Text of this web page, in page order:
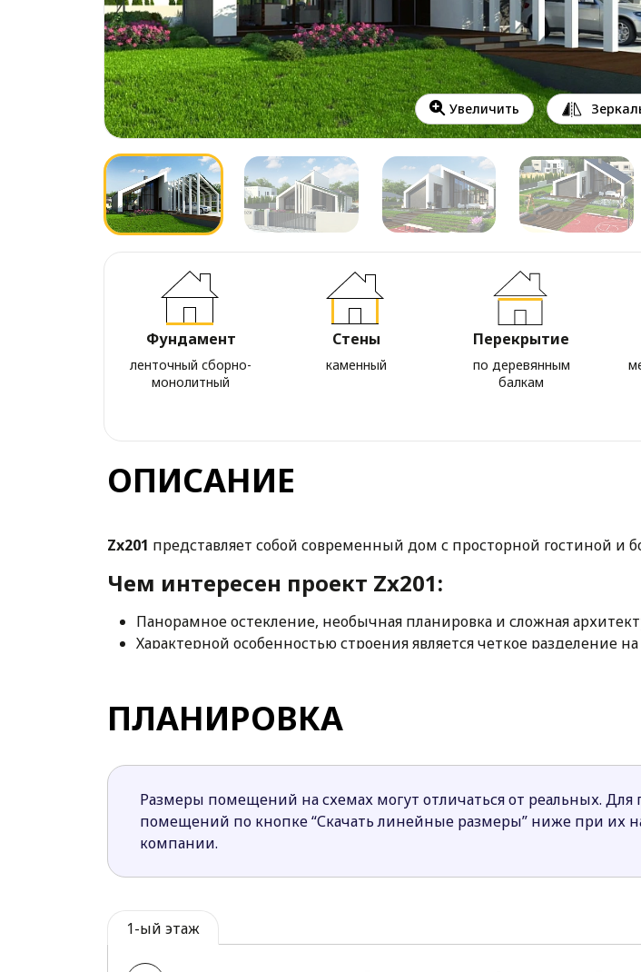
Увеличить
Фундамент
ленточный сборно-
монолитный
Стены
каменный
Перекрытие
по деревянным
балкам
ОПИСАНИЕ
Zx201 представляет собой современный дом с просторной гостиной и
Чем интересен проект Zx201:
Панорамное остекление, необычная планировка и сложная
Характерной особенностью строения является четкое разделение
Необычным является и то, что подсобное помещение находится
благодаря использованию камина.
В доме спроектировано 2 санузла. Общая просторная ванная
В проекте Zx201 никого не оставит равнодушными функциональная и
ПЛАНИРОВКА
Размеры помещений на схемах могут отличаться от реальных.
помещений по кнопке “Скачать линейные размеры” ниже при их
компании.
1-ый этаж